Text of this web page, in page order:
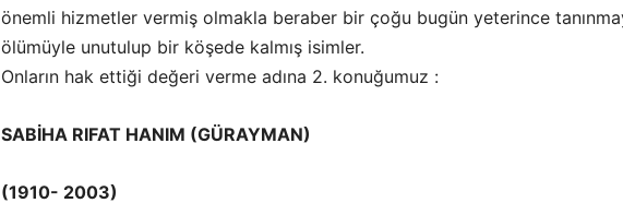
önemli hizmetler vermiş olmakla beraber bir çoğu bugün yeterince
ölümüyle unutulup bir köşede kalmış isimler.
Onların hak ettiği değeri verme adına 2. konuğumuz :
SABİHA RIFAT HANIM (GÜRAYMAN)
(1910- 2003)